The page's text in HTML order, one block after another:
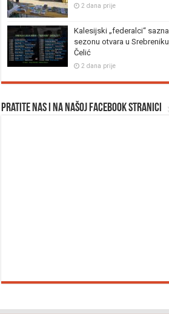
2 dana prije
Kalesijski „federalci“
sezonu otvara u
Čelić
2 dana prije
Pratite nas i na našoj facebook stranici